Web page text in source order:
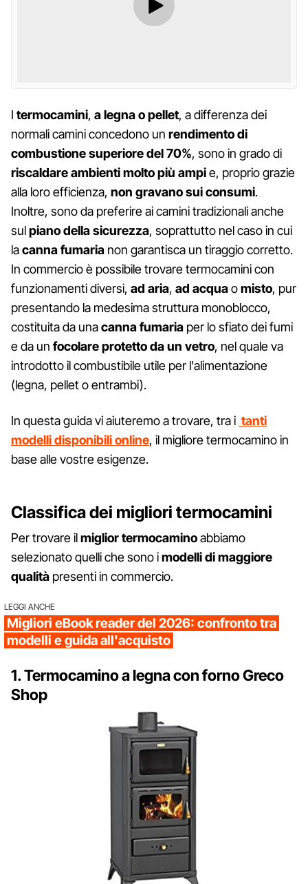
I termocamini, a legna o pellet, a differenza dei
normali camini concedono un rendimento di
combustione superiore del 70%, sono in grado di
riscaldare ambienti molto più ampie, proprio grazie
alla loro efficienza, non gravano sui consumi.
Inoltre, sono da preferire ai camini tradizionali anche
sulpiano della sicurezza, soprattutto nel caso in cui
lacanna fumaria non garantisca un tiraggio corretto.
In commercio è possibile trovare termocamini con
funzionamenti diversi, ad aria, ad acquaomisto, pur
presentando la medesima struttura monoblocco,
costituita da unacanna fumaria per lo sfiato dei fumi
e da un focolare protetto da un vetro, nel quale va
introdotto il combustibile utile per l'alimentazione
(legna, pellet o entrambi).
In questa guida vi aiuteremo a trovare, tra i tanti
modelli disponibili online, il migliore termocamino in
base alle vostre esigenze.
Classifica dei migliori termocamini
Per trovare ilmiglior termocaminoabbiamo
selezionato quelli che sono imodelli di maggiore
qualità presenti in commercio.
LEGGI ANCHE
Migliori eBook reader del 2026: confronto tra
modelli e guida all'acquisto
1. Termocamino a legna con forno Greco
Shop